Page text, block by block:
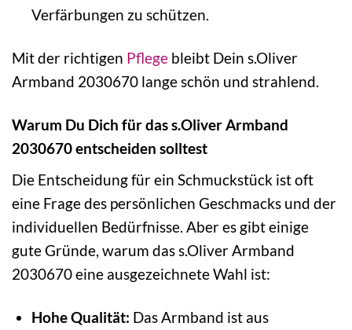
Verfärbungen zu schützen.
Mit der richtigen Pflege bleibt Dein s.Oliver
Armband 2030670 lange schön und strahlend.
Warum Du Dich für das s.Oliver Armband
2030670 entscheiden solltest
Die Entscheidung für ein Schmuckstück ist oft
eine Frage des persönlichen Geschmacks und der
individuellen Bedürfnisse. Aber es gibt einige
gute Gründe, warum das s.Oliver Armband
2030670 eine ausgezeichnete Wahl ist:
Hohe Qualität: Das Armband ist aus